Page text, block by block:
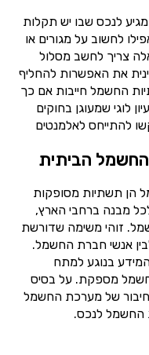
לנכס שבו יש תקלות
לחשוב על מגורים או
צריך לחשב מסלול
את האפשרות להחליף
החשמל חייבות אם כך
לוגי שמעוגן בחוקים
להתייחס לאלמנטים
הביתית
הן תשתיות מסופקות
מבנה ברחבי הארץ,
זוהי משימה שדורשת
אנשי חברת החשמל.
בנוגע למתח
מספקת. על בסיס
של מערכת החשמל
החשמל לנכס.